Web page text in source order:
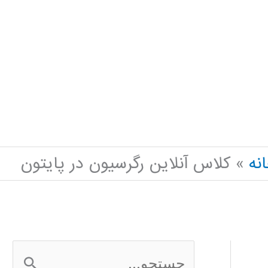
کلاس آنلاین رگرسیون در پایتون